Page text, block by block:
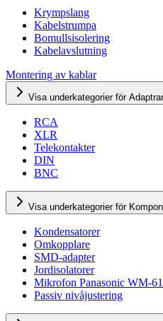
Krympslang
Kabelstrumpa
Bomullsisolering
Kabelavslutning
Montering av kablar
Visa underkategorier för Adaptrar
RCA
XLR
Telekontakter
DIN
BNC
Visa underkategorier för
Kondensatorer
Omkopplare
SMD-adapter
Jordisolatorer
Mikrofon Panasonic WM-
Passiv nivåjustering